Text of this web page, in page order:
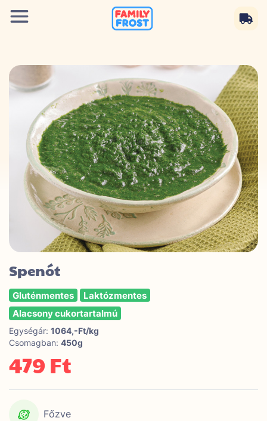
Spenót
Gluténmentes
Laktózmentes
Alacsony cukortartalmú
Egységár: 1064,-Ft/kg
Csomagban: 450g
479 Ft
Főzve